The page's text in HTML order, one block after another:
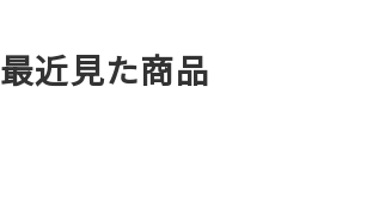
最近見た商品